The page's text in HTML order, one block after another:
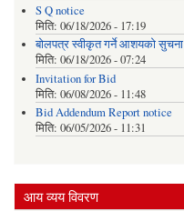
S Q notice
मिति: 06/18/2026 - 17:19
बोलपत्र स्वीकृत गर्ने आशयको सुचना
मिति: 06/18/2026 - 07:24
Invitation for Bid
मिति: 06/08/2026 - 11:48
Bid Addendum Report notice
मिति: 06/05/2026 - 11:31
आय व्यय विवरण